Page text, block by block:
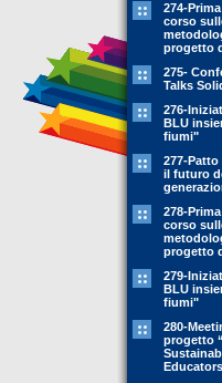
274-
corso
progetto
275-
Talks
276-
BLU
fiumi"
277-
il futuro
278-
corso
progetto
279-
BLU
fiumi"
280-
progetto